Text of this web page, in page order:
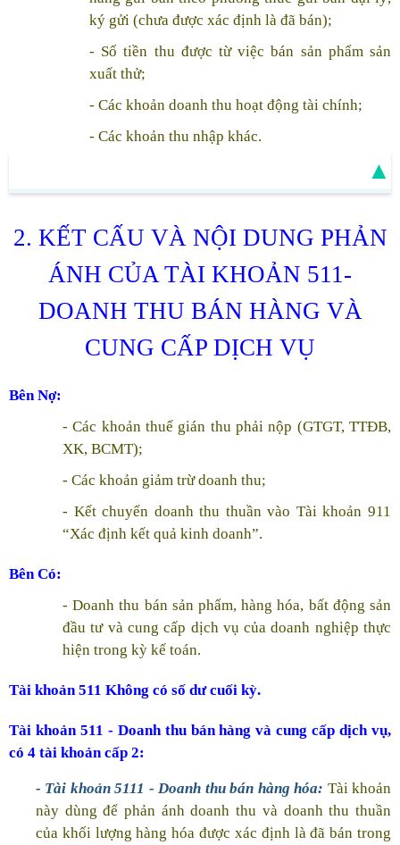
ký gửi (chưa được xác định là đã bán);
- Số tiền thu được từ việc bán sản phẩm sản
xuất thử;
- Các khoản doanh thu hoạt động tài chính;
- Các khoản thu nhập khác.
▲
2. KẾT CẤU VÀ NỘI DUNG PHẢN
ÁNH CỦA TÀI KHOẢN 511-
DOANH THU BÁN HÀNG VÀ
CUNG CẤP DỊCH VỤ
Bên Nợ:
- Các khoản thuế gián thu phải nộp (GTGT, TTĐB,
XK, BCMT);
- Các khoản giảm trừ doanh thu;
- Kết chuyển doanh thu thuần vào Tài khoản 911
“Xác định kết quả kinh doanh”.
Bên Có:
- Doanh thu bán sản phẩm, hàng hóa, bất động sản
đầu tư và cung cấp dịch vụ của doanh nghiệp thực
hiện trong kỳ kế toán.
Tài khoản 511 Không có số dư cuối kỳ.
Tài khoản 511 - Doanh thu bán hàng và cung cấp dịch vụ,
có 4 tài khoản cấp 2:
- Tài khoản 5111 - Doanh thu bán hàng hóa: Tài khoản
này dùng để phản ánh doanh thu và doanh thu thuần
của khối lượng hàng hóa được xác định là đã bán trong